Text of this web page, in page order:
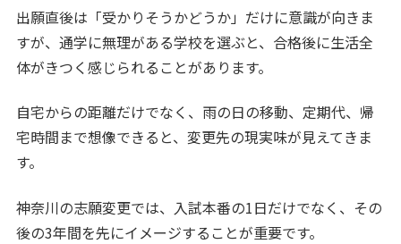
出願直後は「受かりそうかどうか」だけに意識が向きま
すが、通学に無理がある学校を選ぶと、合格後に生活全
体がきつく感じられることがあります。
自宅からの距離だけでなく、雨の日の移動、定期代、帰
宅時間まで想像できると、変更先の現実味が見えてきま
す。
神奈川の志願変更では、入試本番の1日だけでなく、その
後の3年間を先にイメージすることが重要です。